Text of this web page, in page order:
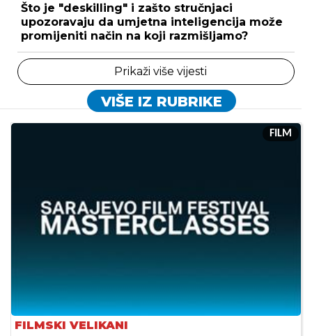
Što je "deskilling" i zašto stručnjaci
upozoravaju da umjetna inteligencija može
promijeniti način na koji razmišljamo?
Prikaži više vijesti
VIŠE IZ RUBRIKE
FILM
FILMSKI VELIKANI